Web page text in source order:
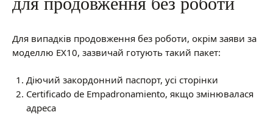
Для випадків продовження без роботи, окрім заяви за
моделлю EX10, зазвичай готують такий пакет:
Діючий закордонний паспорт, усі сторінки
Certificado de Empadronamiento, якщо змінювалася
адреса